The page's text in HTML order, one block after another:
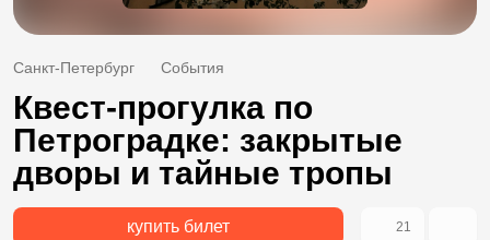
Санкт-Петербург События
Квест-прогулка по
Петроградке: закрытые
дворы и тайные тропы
купить билет 21